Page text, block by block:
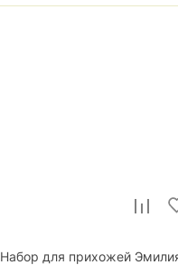
Набор для прихожей